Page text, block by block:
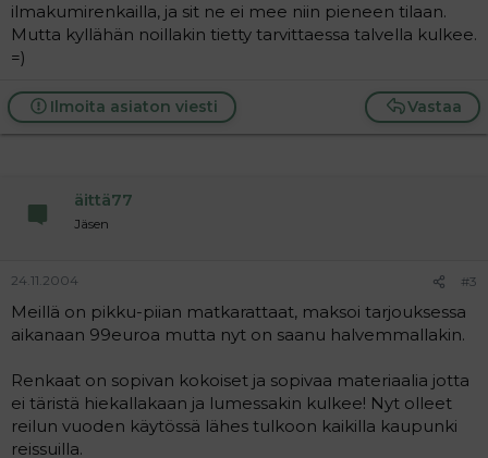
ilmakumirenkailla, ja sit ne ei mee niin pieneen tilaan.
Mutta kyllähän noillakin tietty tarvittaessa talvella kulkee.
=)
Vastaa
Ilmoita asiaton viesti
äittä77
Jäsen
24.11.2004 #3
Meillä on pikku-piian matkarattaat, maksoi tarjouksessa
aikanaan 99euroa mutta nyt on saanu halvemmallakin.
Renkaat on sopivan kokoiset ja sopivaa materiaalia jotta
ei täristä hiekallakaan ja lumessakin kulkee! Nyt olleet
reilun vuoden käytössä lähes tulkoon kaikilla kaupunki
reissuilla.